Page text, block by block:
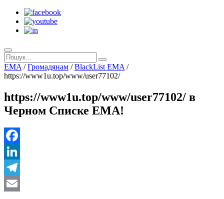
EMA /Громадянам /BlackList EMA /
https://www1u.top/www/user77102/
https://www1u.top/www/user77102/ в
Черном Списке ЕМА!
Facebook
LinkedIn
Telegram